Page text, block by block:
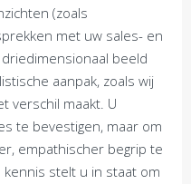
(zoals
met uw sales- en
beeld
aanpak, zoals wij
verschil maakt. U
te bevestigen, maar om
empathischer begrip te
stelt u in staat om